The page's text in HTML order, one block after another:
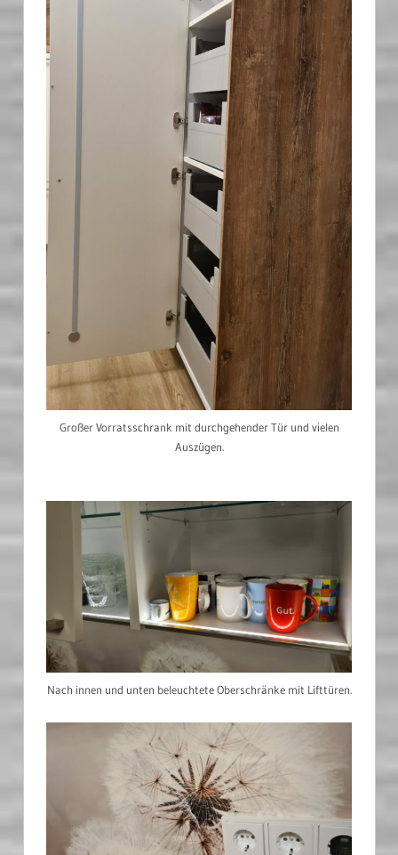
Großer Vorratsschrank mit durchgehender Tür und vielen
Auszügen.
Nach innen und unten beleuchtete Oberschränke mit Lifttüren.